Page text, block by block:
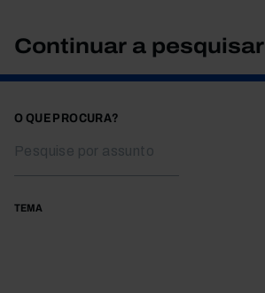
Continuar a pesquisar
O QUE PROCURA?
TEMA